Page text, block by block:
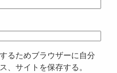
るためブラウザーに自分
、サイトを保存する。